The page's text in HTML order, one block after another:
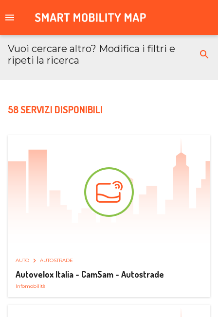
Vuoi cercare altro? Modifica i filtri e
ripeti la ricerca
58 SERVIZI DISPONIBILI
AUTO AUTOSTRADE
Autovelox Italia - CamSam - Autostrade
Infomobilità